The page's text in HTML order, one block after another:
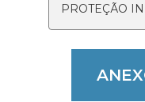
PROTEÇÃO